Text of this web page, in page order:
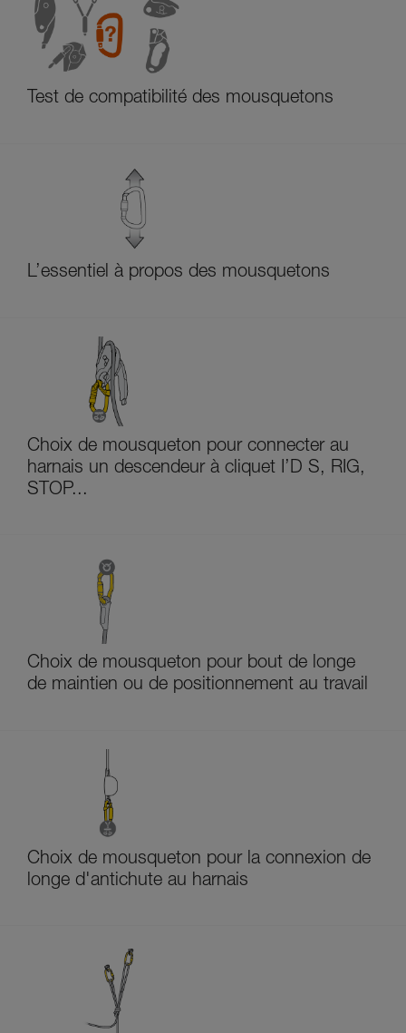
Test de compatibilité des mousquetons
L’essentiel à propos des mousquetons
Choix de mousqueton pour connecter au
harnais un descendeur à cliquet I’D S, RIG,
STOP...
Choix de mousqueton pour bout de longe
de maintien ou de positionnement au travail
Choix de mousqueton pour la connexion de
longe d'antichute au harnais